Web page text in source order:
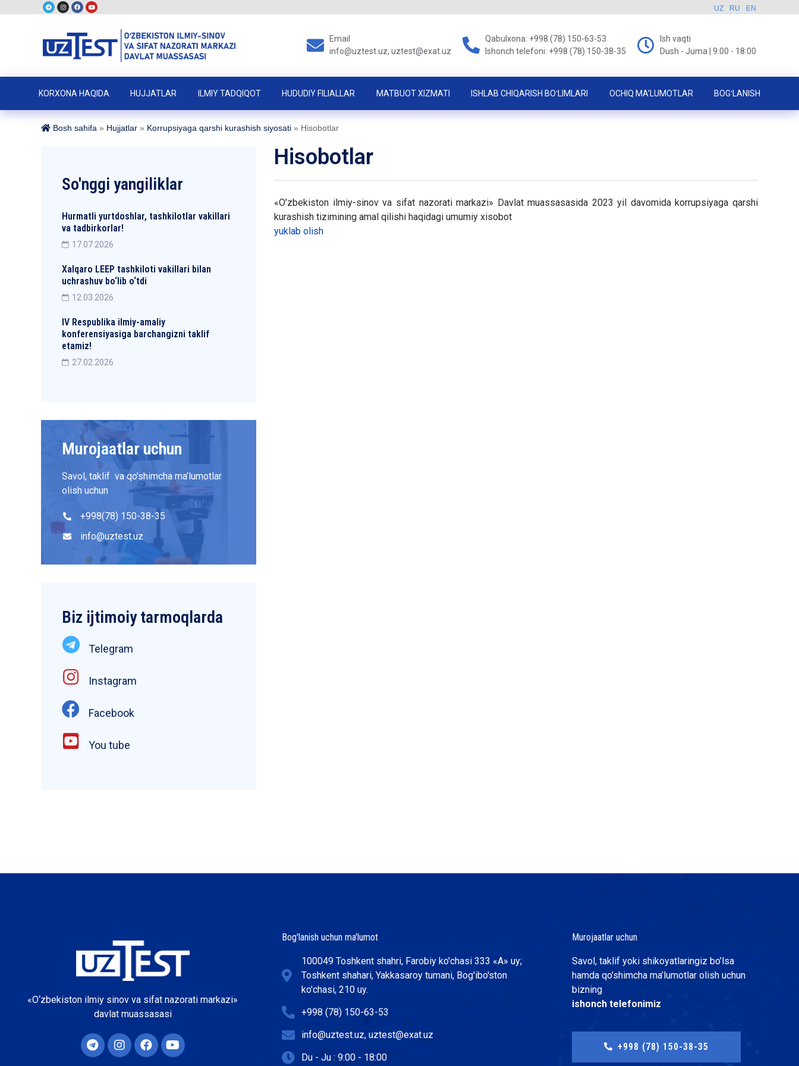
UZ RU EN
Email
info@uztest.uz, uztest@exat.uz
Qabulxona: +998 (78) 150-63-53
Ishonch telefoni: +998 (78) 150-38-35
Ish vaqti
Dush - Juma | 9:00 - 18:00
KORXONA HAQIDA HUJJATLAR ILMIY TADQIQOT HUDUDIY FILIALLAR MATBUOT XIZMATI ISHLAB CHIQARISH BOʻLIMLARI OCHIQ MA’LUMOTLAR BOGʻLANISH
Bosh sahifa » Hujjatlar » Korrupsiyaga qarshi kurashish siyosati » Hisobotlar
So'nggi yangiliklar
Hurmatli yurtdoshlar, tashkilotlar vakillari
va tadbirkorlar!
17.07.2026
Xalqaro LEEP tashkiloti vakillari bilan
uchrashuv bo‘lib o‘tdi
12.03.2026
IV Respublika ilmiy-amaliy
konferensiyasiga barchangizni taklif
etamiz!
27.02.2026
Murojaatlar uchun
Savol, taklif va qo’shimcha ma’lumotlar
olish uchun
+998(78) 150-38-35
info@uztest.uz
Biz ijtimoiy tarmoqlarda
Telegram
Instagram
Facebook
You tube
Hisobotlar
«O’zbekiston ilmiy-sinov va sifat nazorati markazi» Davlat muassasasida 2023 yil davomida korrupsiyaga qarshi
kurashish tizimining amal qilishi haqidagi umumiy xisobot
yuklab olish
«O‘zbekiston ilmiy sinov va sifat nazorati markazi»
davlat muassasasi
Bog'lanish uchun ma'lumot
100049 Toshkent shahri, Farobiy ko'chasi 333 «А» uy;
Toshkent shahari, Yakkasaroy tumani, Bog'ibo'ston
ko'chasi, 210 uy.
+998 (78) 150-63-53
info@uztest.uz, uztest@exat.uz
Du - Ju : 9:00 - 18:00
Murojaatlar uchun
Savol, taklif yoki shikoyatlaringiz bo’lsa
hamda qo’shimcha ma’lumotlar olish uchun
bizning
ishonch telefonimiz
+998 (78) 150-38-35